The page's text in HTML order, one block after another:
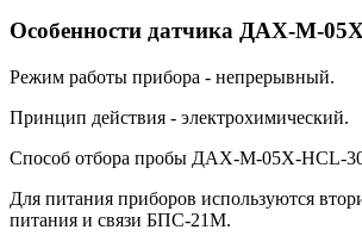
Особенности датчика ДАХ-М-
Режим работы прибора - непрерывный.
Принцип действия - электрохимический.
Способ отбора пробы ДАХ-М-05Х-HCL-
Для питания приборов используются
питания и связи БПС-21М.